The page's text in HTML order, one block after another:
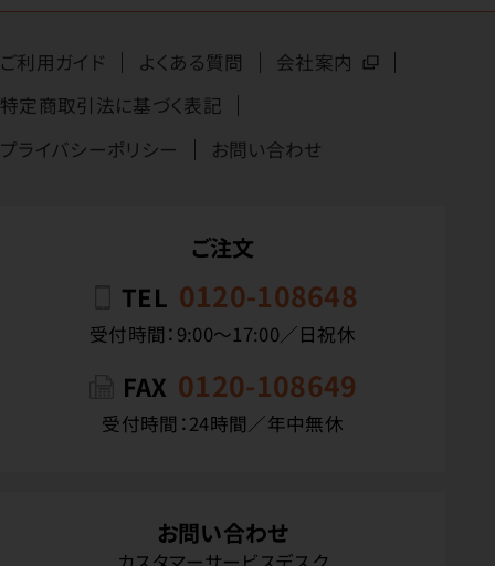
ご利用ガイド よくある質問
会社案内
特定商取引法に基づく表記
プライバシーポリシー
お問い合わせ
ご注文
TEL 0120-108648
受付時間：9:00〜17:00／日祝休
FAX 0120-108649
受付時間：24時間／年中無休
お問い合わせ